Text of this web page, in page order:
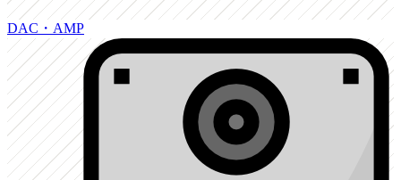
DAC・AMP